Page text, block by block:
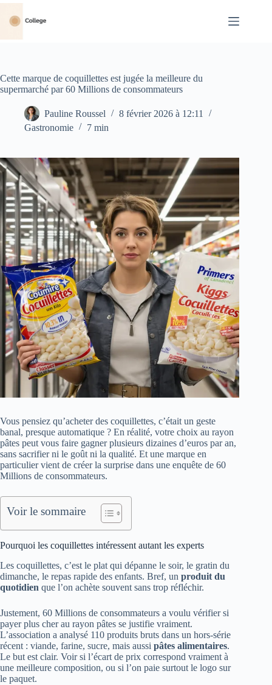
Passer
contenu
Cette marque de coquillettes est jugée la meilleure du
supermarché par 60 Millions de consommateurs
Pauline Roussel
8 février 2026 à 12:11
Gastronomie
7 min
Vous pensiez qu’acheter des coquillettes, c’était un geste
banal, presque automatique ? En réalité, votre choix au rayon
pâtes peut vous faire gagner plusieurs dizaines d’euros par an,
sans sacrifier ni le goût ni la qualité. Et une marque en
particulier vient de créer la surprise dans une enquête de 60
Millions de consommateurs.
Voir le sommaire
Pourquoi les coquillettes intéressent autant les experts
Les coquillettes, c’est le plat qui dépanne le soir, le gratin du
dimanche, le repas rapide des enfants. Bref, un produit du
quotidien que l’on achète souvent sans trop réfléchir.
Justement, 60 Millions de consommateurs a voulu vérifier si
payer plus cher au rayon pâtes se justifie vraiment.
L’association a analysé 110 produits bruts dans un hors-série
récent : viande, farine, sucre, mais aussi pâtes alimentaires.
Le but est clair. Voir si l’écart de prix correspond vraiment à
une meilleure composition, ou si l’on paie surtout le logo sur
le paquet.